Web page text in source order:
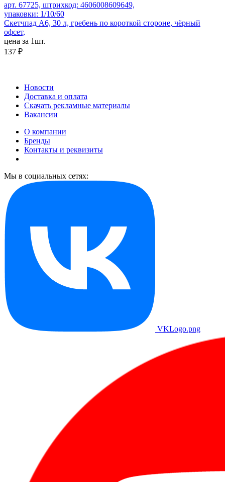
арт. 67725, штрихкод: 4606008609649,
упаковки: 1/10/60
Скетчпад А6, 30 л, гребень по короткой стороне, чёрный
офсет,
цена за 1шт.
137 ₽
Новости
Доставка и оплата
Скачать рекламные материалы
Вакансии
О компании
Бренды
Контакты и реквизиты
Мы в социальных сетях:
VKLogo.png